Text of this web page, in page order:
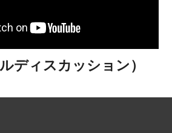
ディスカッション）